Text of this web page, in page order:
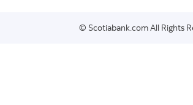
© Scotiabank.com All Rights